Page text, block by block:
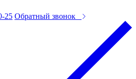
25 Обратный звонок